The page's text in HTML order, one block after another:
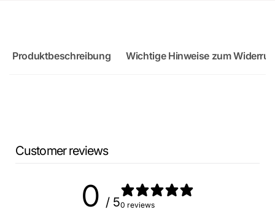
Produktbeschreibung Wichtige Hinweise zum
Customer reviews
0 / 50 reviews